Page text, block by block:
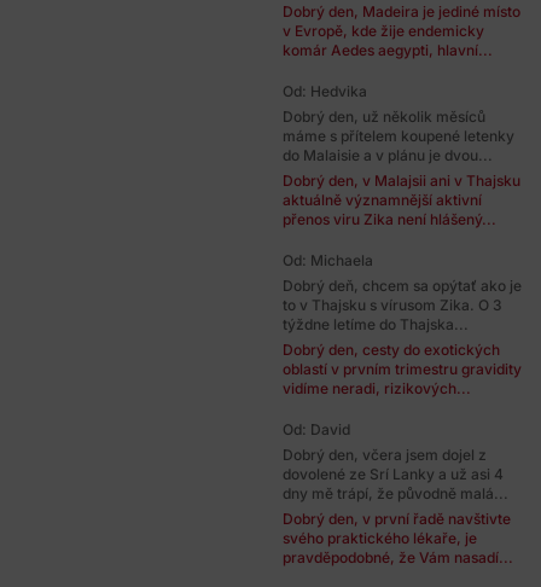
Dobrý den, Madeira je jediné místo
v Evropě, kde žije endemicky
komár Aedes aegypti, hlavní...
Od: Hedvika
Dobrý den, už několik měsíců
máme s přítelem koupené letenky
do Malaisie a v plánu je dvou...
Dobrý den, v Malajsii ani v Thajsku
aktuálně významnější aktivní
přenos viru Zika není hlášený...
Od: Michaela
Dobrý deň, chcem sa opýtať ako je
to v Thajsku s vírusom Zika. O 3
týždne letíme do Thajska...
Dobrý den, cesty do exotických
oblastí v prvním trimestru gravidity
vidíme neradi, rizikových...
Od: David
Dobrý den, včera jsem dojel z
dovolené ze Srí Lanky a už asi 4
dny mě trápí, že původně malá...
Dobrý den, v první řadě navštivte
svého praktického lékaře, je
pravděpodobné, že Vám nasadí...